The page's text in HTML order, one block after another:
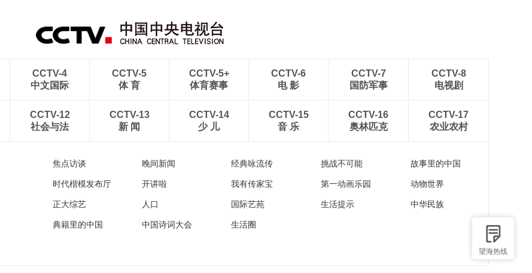
望海热线
CCTV-4
中文国际
CCTV-5
体 育
CCTV-5+
体育赛事
CCTV-6
电 影
CCTV-7
国防军事
CCTV-8
电视剧
CCTV-12
社会与法
CCTV-13
新 闻
CCTV-14
少 儿
CCTV-15
音 乐
CCTV-16
奥林匹克
CCTV-17
农业农村
焦点访谈 晚间新闻 经典咏流传 挑战不可能 故事里的中国
时代楷模发布厅 开讲啦 我有传家宝 第一动画乐园 动物世界
正大综艺 人口 国际艺苑 生活提示 中华民族
典籍里的中国 中国诗词大会 生活圈